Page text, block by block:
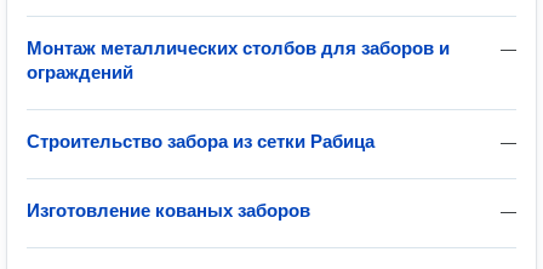
—
Монтаж металлических столбов для заборов и
ограждений
—
Строительство забора из сетки Рабица
—
Изготовление кованых заборов